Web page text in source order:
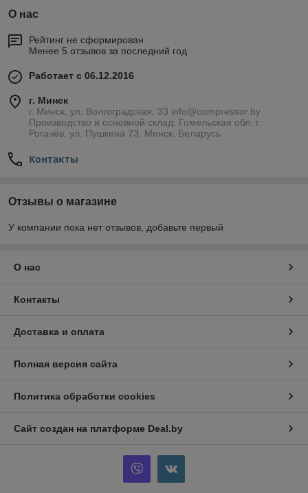
О нас
Рейтинг не сформирован
Менее 5 отзывов за последний год
Работает с 06.12.2016
г. Минск
г. Минск, ул. Волгоградская, 33 info@compressor.by
Производство и основной склад: Гомельская обл. г.
Рогачёв, ул. Пушкина 73, Минск, Беларусь
Контакты
Отзывы о магазине
У компании пока нет отзывов, добавьте первый
О нас
Контакты
Доставка и оплата
Полная версия сайта
Политика обработки cookies
Сайт создан на платформе Deal.by